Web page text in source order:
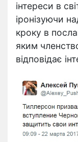
інтереси в
іронізуючи
кроку в
яким
відповідає